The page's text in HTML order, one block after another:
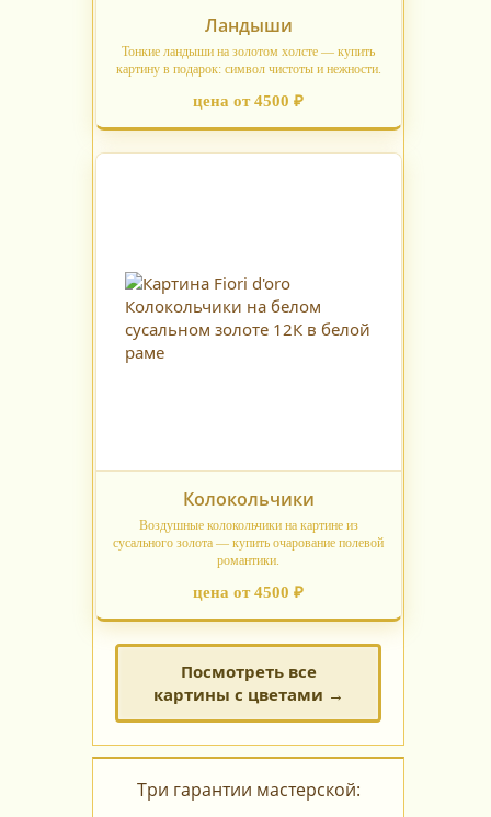
Ландыши
Тонкие ландыши на золотом холсте — купить
картину в подарок: символ чистоты и нежности.
цена от 4500 ₽
Колокольчики
Воздушные колокольчики на картине из
сусального золота — купить очарование полевой
романтики.
цена от 4500 ₽
Посмотреть все
картины с цветами →
Три гарантии мастерской: